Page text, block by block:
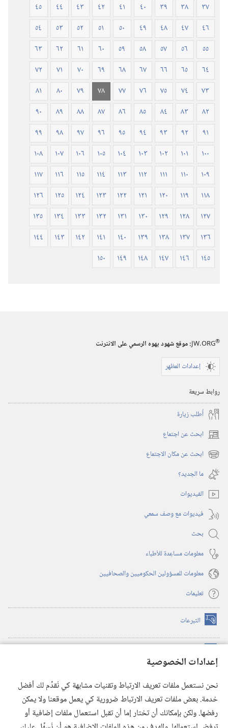
إعدادات الخصوصية
نحن نستعمل ملفات تعريف الارتباط وتقنيات مشابهة كي نُقدِّم لك أفضل
خدمة. بعض ملفات تعريف الارتباط ضرورية كي يعمل موقعنا ولا يمكن
رفضها. ولكن بإمكانك أن تختار إما أن تقبل استعمال ملفات إضافية أو
٣٧
٣٨ ٣٩ ٤٠ ٤١ ٤٢ ٤٣ ٤٤
٤٥
٤٦
٤٧ ٤٨ ٤٩ ٥٠ ٥١ ٥٢ ٥٣
٥٤
٥٥
٥٦ ٥٧ ٥٨ ٥٩ ٦٠ ٦١ ٦٢
٦٣
٦٤
٦٥ ٦٦ ٦٧ ٦٨ ٦٩ ٧٠ ٧١
٧٢
٧٣
٧٤ ٧٥ ٧٦ ٧٧ ٧٨ ٧٩ ٨٠
٨١
٨٢
٨٣ ٨٤ ٨٥ ٨٦ ٨٧ ٨٨ ٨٩
٩٠
٩١
٩٢ ٩٣ ٩٤ ٩٥ ٩٦ ٩٧ ٩٨
٩٩
١٠٠
١٠١ ١٠٢ ١٠٣ ١٠٤ ١٠٥ ١٠٦ ١٠٧
١٠٨
١٠٩
١١٠ ١١١ ١١٢ ١١٣ ١١٤ ١١٥ ١١٦
١١٧
١١٨
١١٩ ١٢٠ ١٢١ ١٢٢ ١٢٣ ١٢٤ ١٢٥
١٢٦
١٢٧
١٢٨ ١٢٩ ١٣٠ ١٣١ ١٣٢ ١٣٣ ١٣٤
١٣٥
١٣٦
١٣٧ ١٣٨ ١٣٩ ١٤٠ ١٤١ ١٤٢ ١٤٣
١٤٤
١٤٥
١٤٦ ١٤٧ ١٤٨ ١٤٩ ١٥٠
JW.ORG®
:‏ موقع شهود يهوه الرسمي على الانترنت
إعدادات المظهر
روابط سريعة
أُطلب زيارة
ابحث عن اجتماع (يفتح
نافذة
جديدة)
ابحث عن مكان الاجتماع (يفتح
نافذة
جديدة)
ما الجديد؟‏
الفيديوات
فيديوات مع وصف سمعي
بحث
معلومات مساعِدة للأطباء
معلومات للمسؤولين الحكوميين والصحافيين
تعليمات
التبرعات (يفتح
نافذة
(يفتح
نافذة
(يفتح
نافذة
جديدة) تطبيق ®
JW Library
مكتبة برج المراقبة